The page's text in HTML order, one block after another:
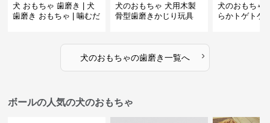
犬 おもちゃ 歯磨き | 犬
歯磨き おもちゃ | 噛むだ
犬のおもちゃ 犬用木製
骨型歯磨きかじり玩具
犬のおもちゃ
らかトゲトゲ
犬のおもちゃの歯磨き一覧へ ›
ボールの人気の犬のおもちゃ